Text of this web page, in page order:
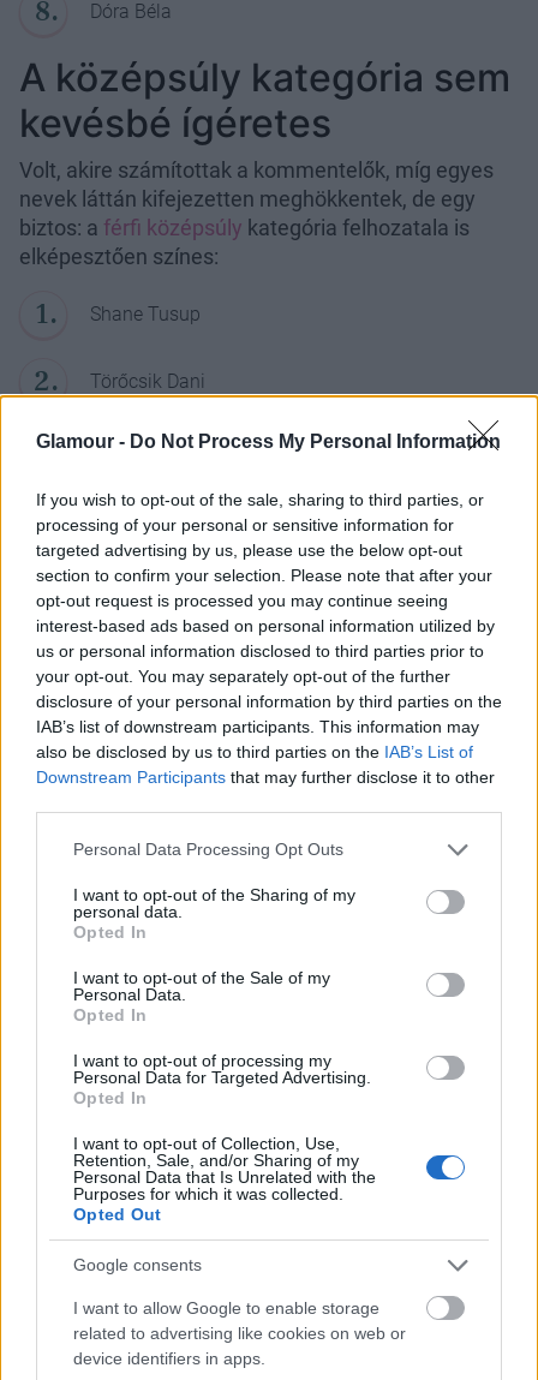
Glamour - Do Not Process My Personal Information
If you wish to opt-out of the sale, sharing to third parties, or
processing of your personal or sensitive information for
targeted advertising by us, please use the below opt-out
section to confirm your selection. Please note that after your
opt-out request is processed you may continue seeing
interest-based ads based on personal information utilized by
us or personal information disclosed to third parties prior to
your opt-out. You may separately opt-out of the further
disclosure of your personal information by third parties on the
IAB’s list of downstream participants. This information may
also be disclosed by us to third parties on the IAB’s List of
Downstream Participants that may further disclose it to other
Please note that this website/app uses one or more Google
not limited to your visit or usage behaviour. You may click to
grant or deny consent to Google and its third-party tags to
use your data for below specified purposes in below Google
consent section.
Personal Data Processing Opt Outs
I want to opt-out of the Sharing of my
personal data.
Opted In
I want to opt-out of the Sale of my
Personal Data.
Opted In
I want to opt-out of processing my
Personal Data for Targeted Advertising.
Opted In
I want to opt-out of Collection, Use,
Retention, Sale, and/or Sharing of my
Personal Data that Is Unrelated with the
Purposes for which it was collected.
Opted Out
Google consents
I want to allow Google to enable storage
related to advertising like cookies on web or
device identifiers in apps.
Dóra Béla
A középsúly kategória sem
kevésbé ígéretes
Volt, akire számítottak a kommentelők, míg egyes
nevek láttán kifejezetten meghökkentek, de egy
biztos: a férfi középsúly kategória felhozatala is
elképesztően színes:
Shane Tusup
Törőcsik Dani
Király Viktor
Danny Blue
Herceg
Pápai Joci
Torghelle Sándor
Veréb Tamás
Fél perc alatt kiütötte ellenfelét a
Sztárbox egyik győztese - mutatjuk a
nyertesek listáját
Az ideire is érdemes várni